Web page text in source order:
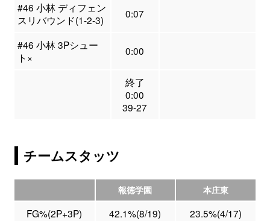
#46 小林 ディフェン
スリバウンド(1-2-3)
0:07
#46 小林 3Pシュー
ト×
0:00
終了
0:00
39-27
チームスタッツ
報徳学園 本庄東
FG%(2P+3P) 42.1%(8/19)
23.5%(4/17)